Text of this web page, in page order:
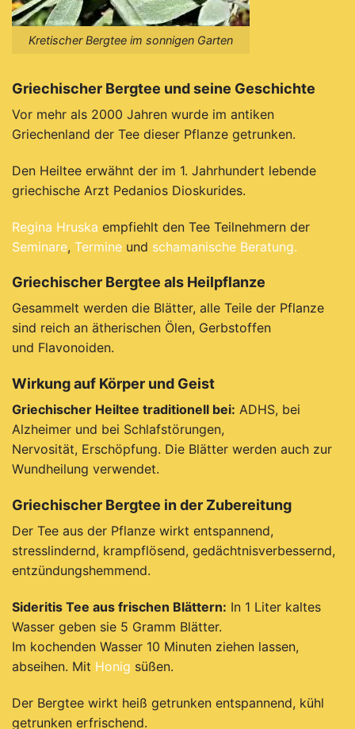
Kretischer Bergtee im sonnigen Garten
Griechischer Bergtee und seine Geschichte
Vor mehr als 2000 Jahren wurde im antiken
Griechenland der Tee dieser Pflanze getrunken.
Den Heiltee erwähnt der im 1. Jahrhundert lebende
griechische Arzt Pedanios Dioskurides.
Regina Hruska empfiehlt den Tee Teilnehmern der
Seminare, Termine und schamanische Beratung.
Griechischer Bergtee als Heilpflanze
Gesammelt werden die Blätter, alle Teile der Pflanze
sind reich an ätherischen Ölen, Gerbstoffen
und Flavonoiden.
Wirkung auf Körper und Geist
Griechischer Heiltee traditionell bei: ADHS, bei
Alzheimer und bei Schlafstörungen,
Nervosität, Erschöpfung. Die Blätter werden auch zur
Wundheilung verwendet.
Griechischer Bergtee in der Zubereitung
Der Tee aus der Pflanze wirkt entspannend,
stresslindernd, krampflösend, gedächtnisverbessernd,
entzündungshemmend.
Sideritis Tee aus frischen Blättern: In 1 Liter kaltes
Wasser geben sie 5 Gramm Blätter.
Im kochenden Wasser 10 Minuten ziehen lassen,
abseihen. Mit Honig süßen.
Der Bergtee wirkt heiß getrunken entspannend, kühl
getrunken erfrischend.